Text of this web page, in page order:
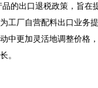
的出口退税政策，旨在
工厂自营配料出口业务
中更加灵活地调整价格
。